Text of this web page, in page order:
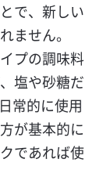
で、新しい
ません。
プの調味料
塩や砂糖だ
常的に使用
が基本的に
であれば使